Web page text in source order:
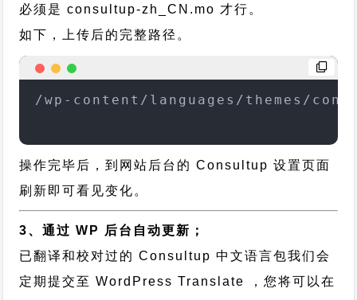
必须是 consultup-zh_CN.mo 才行。
如下，上传后的完整路径。
/wp-content/languages/themes/
操作完毕后，到网站后台的 Consultup 设置页面
刷新即可看见变化。
3、通过 WP 后台自动更新；
已翻译和校对过的 Consultup 中文语言包我们会
定期提交至 WordPress Translate ，您将可以在